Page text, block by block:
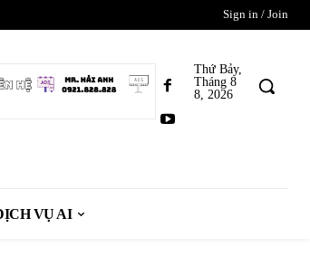
Sign in / Join
Thứ Bảy,
Tháng 8
8, 2026
VỤ AI